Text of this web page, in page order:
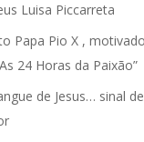
Luisa Piccarreta
Papa Pio X ,
24 Horas da Paixão”
de Jesus… sinal